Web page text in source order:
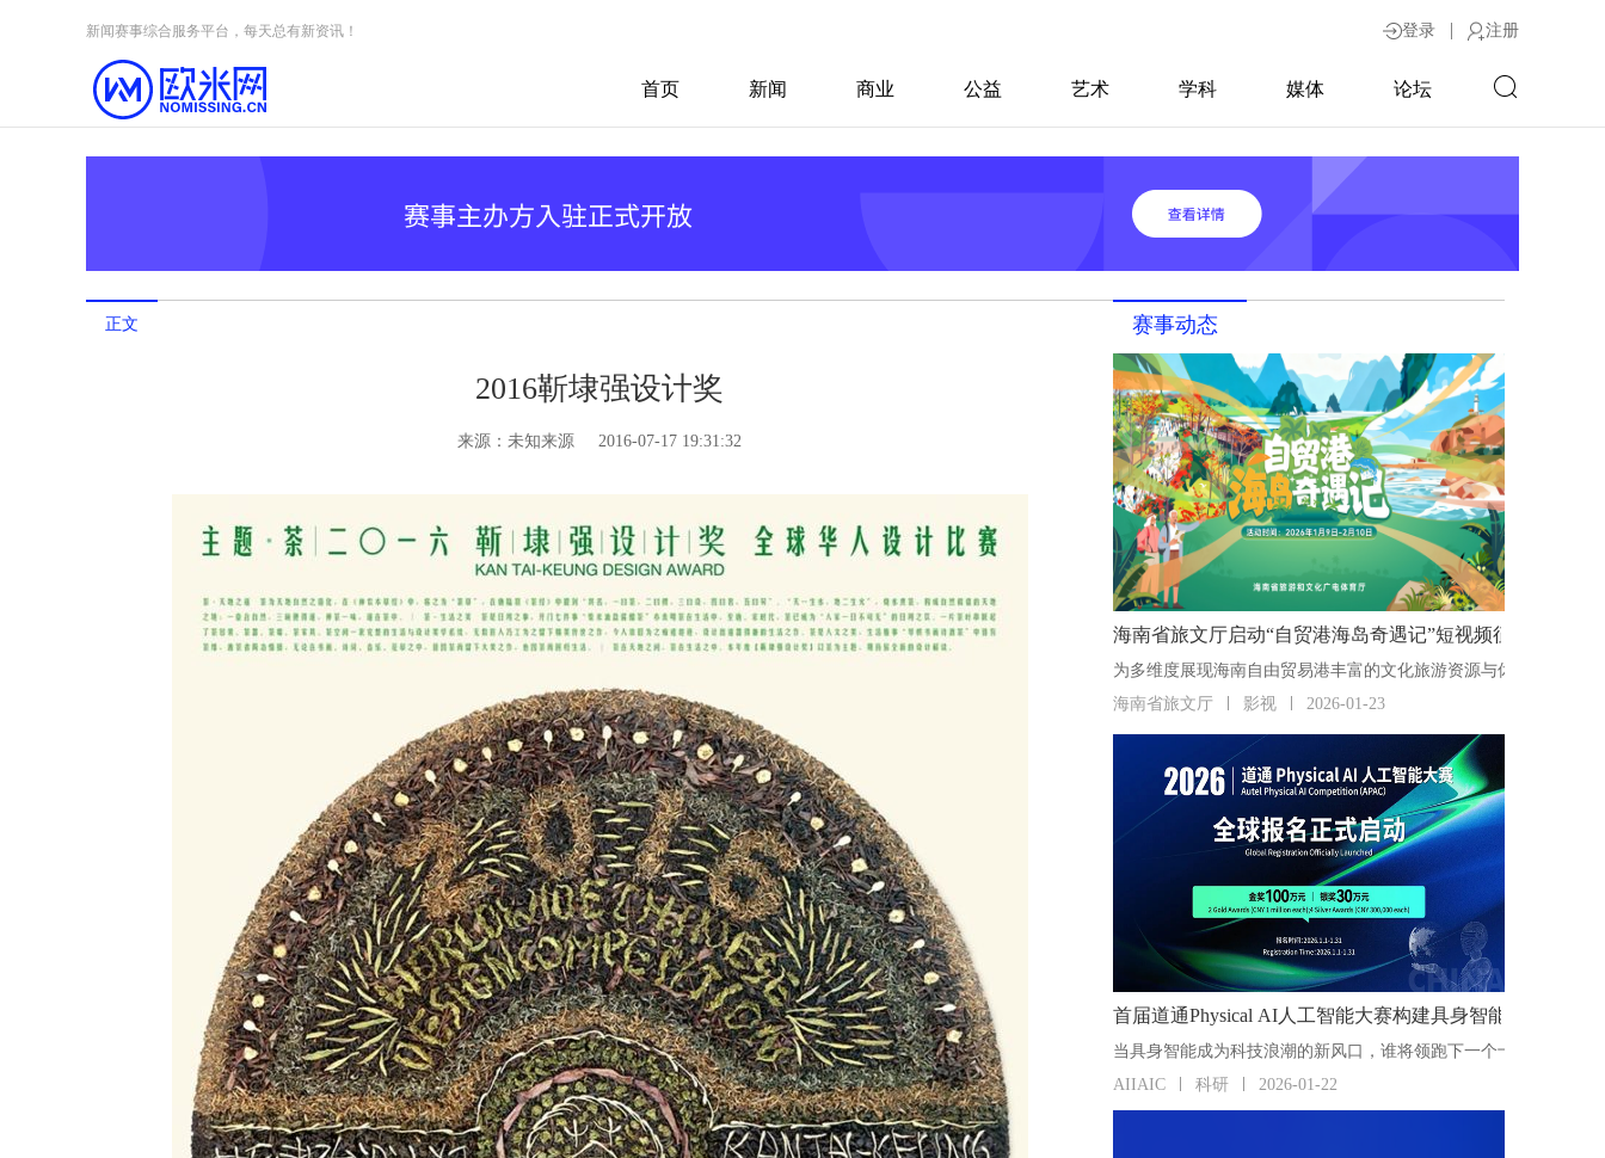
新闻赛事综合服务平台，每天总有新资讯！ 登录 | 注册
首页 新闻 商业 公益 艺术 学科 媒体 论坛
正文
2016靳埭强设计奖
来源： 未知来源 2016-07-17 19:31:32
赛事动态
海南省旅文厅启动“自贸港海岛奇遇记”短视频征集活动
海南省旅文厅 影视 2026-01-23
首届道通Physical AI人工智能大赛构建具身智能“人才朋友
AIIAIC 科研 2026-01-22